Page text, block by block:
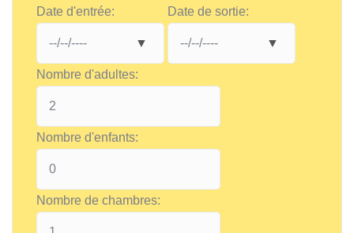
Date d'entrée: Date de sortie:
Nombre d'adultes:
Nombre d'enfants:
Nombre de chambres: